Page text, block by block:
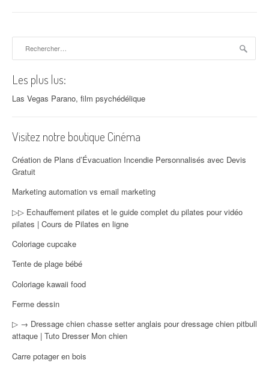
Les plus lus:
Las Vegas Parano, film psychédélique
Visitez notre boutique Cinéma
Création de Plans d’Évacuation Incendie Personnalisés avec Devis
Gratuit
Marketing automation vs email marketing
▷▷ Echauffement pilates et le guide complet du pilates pour vidéo
pilates | Cours de Pilates en ligne
Coloriage cupcake
Tente de plage bébé
Coloriage kawaii food
Ferme dessin
▷ → Dressage chien chasse setter anglais pour dressage chien pitbull
attaque | Tuto Dresser Mon chien
Carre potager en bois